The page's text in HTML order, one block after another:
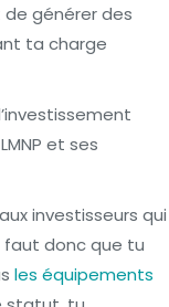
générer des
ta charge
et ses
investisseurs qui
faut donc que tu
les équipements